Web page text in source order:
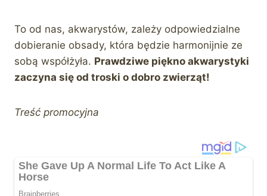
To od nas, akwarystów, zależy odpowiedzialne
dobieranie obsady, która będzie harmonijnie ze
sobą współżyła. Prawdziwe piękno akwarystyki
zaczyna się od troski o dobro zwierząt!
Treść promocyjna